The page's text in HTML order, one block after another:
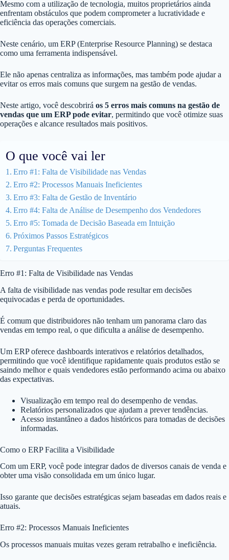
Mesmo com a utilização de tecnologia, muitos proprietários ainda
enfrentam obstáculos que podem comprometer a lucratividade e
eficiência das operações comerciais.
Neste cenário, um ERP (Enterprise Resource Planning) se destaca
como uma ferramenta indispensável.
Ele não apenas centraliza as informações, mas também pode ajudar a
evitar os erros mais comuns que surgem na gestão de vendas.
Neste artigo, você descobrirá os 5 erros mais comuns na gestão de
vendas que um ERP pode evitar, permitindo que você otimize suas
operações e alcance resultados mais positivos.
O que você vai ler
Erro #1: Falta de Visibilidade nas Vendas
Erro #2: Processos Manuais Ineficientes
Erro #3: Falta de Gestão de Inventário
Erro #4: Falta de Análise de Desempenho dos Vendedores
Erro #5: Tomada de Decisão Baseada em Intuição
Próximos Passos Estratégicos
Perguntas Frequentes
Erro #1: Falta de Visibilidade nas Vendas
A falta de visibilidade nas vendas pode resultar em decisões
equivocadas e perda de oportunidades.
É comum que distribuidores não tenham um panorama claro das
vendas em tempo real, o que dificulta a análise de desempenho.
Um ERP oferece dashboards interativos e relatórios detalhados,
permitindo que você identifique rapidamente quais produtos estão se
saindo melhor e quais vendedores estão performando acima ou abaixo
das expectativas.
Visualização em tempo real do desempenho de vendas.
Relatórios personalizados que ajudam a prever tendências.
Acesso instantâneo a dados históricos para tomadas de decisões
informadas.
Como o ERP Facilita a Visibilidade
Com um ERP, você pode integrar dados de diversos canais de venda e
obter uma visão consolidada em um único lugar.
Isso garante que decisões estratégicas sejam baseadas em dados reais e
atuais.
Erro #2: Processos Manuais Ineficientes
Os processos manuais muitas vezes geram retrabalho e ineficiência.